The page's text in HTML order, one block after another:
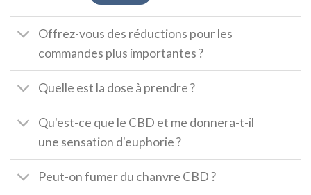
Offrez-vous des réductions pour les
commandes plus importantes ?
Quelle est la dose à prendre ?
Qu'est-ce que le CBD et me donnera-t-il
une sensation d'euphorie ?
Peut-on fumer du chanvre CBD ?